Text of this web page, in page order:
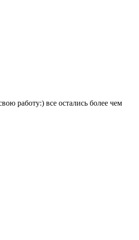
работу:) все остались более чем